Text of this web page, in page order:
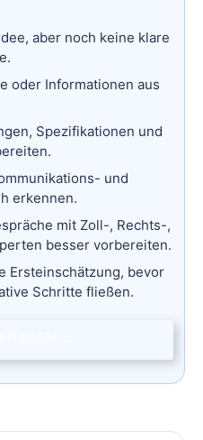
aber noch keine klare
oder Informationen aus
Spezifikationen und
und
erkennen.
mit Zoll-, Rechts-,
besser vorbereiten.
Ersteinschätzung, bevor
Schritte fließen.